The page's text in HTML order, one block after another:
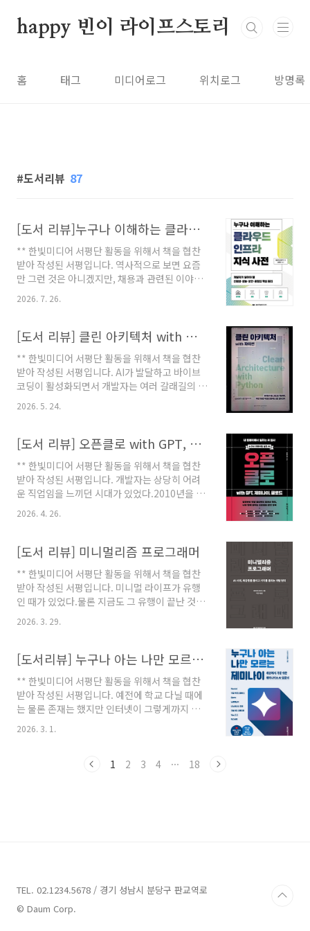
happy 빈이 라이프스토리
홈 태그 미디어로그 위치로그 방명록
도서리뷰 87
[도서 리뷰]누구나 이해하는 클라우드 인프라 지식 사전
** 한빛미디어 서평단 활동을 위해서 책을 협찬
받아 작성된 서평입니다. 역사적으로 보면 요즘
만 그런 것은 아니겠지만, 채용과 관련된 이야기
중 좀 더 강조되어 이야기 하는 부분이 있다.바로
신입은 뽑으려 하지 않고, 경력만 뽑으려 한다는
으로 보이긴 한다.대상 인재에 대해 제대로 알지
면 얼마나 많은 시행착오를 거쳐야 할지 막막하
기 때문이다.그래서 시간이라는 비용을 지불하고
다양한 경험을 누적한 인재를 선호하는 것은 자
연스러운 현상일 것이다.물론 대학이나 정규 학
요소들로 가득차있다. 그것이 옳고 그름을 떠나
그렇게 되어 있다..
2026. 7. 26.
[도서 리뷰] 클린 아키텍처 with 파이썬
** 한빛미디어 서평단 활동을 위해서 책을 협찬
받아 작성된 서평입니다. AI가 발달하고 바이브
코딩이 활성화되면서 개발자는 여러 갈래길의 생
각을 갖게 된다.특히 바이브코딩을 경험하고 난
뒤라면 개발자는 여지없이 이런 생각을 할 수 있
가능하잖아'그 생각이 확장된다면 수년간 중요하
게 여겨왔던 클린아키텍처도 무용론으로 빠질지
도 모른다.사실 실제 코드를 내가 볼 일이 없다면
그 코드의 프레임이 그렇게 중요한가 하는 생각
도 할 수 있기 때문이다.하지만, 나는 다른 생각이
들었다.아무리 바이브코딩을 열심히 했다고 하더
구사항 측면에서 원하지 않는 결과를 볼 수 있기
때문에 언..
2026. 5. 24.
[도서 리뷰] 오픈클로 with GPT, 제미나이, 클로드
** 한빛미디어 서평단 활동을 위해서 책을 협찬
받아 작성된 서평입니다. 개발자는 상당히 어려
운 직업임을 느끼던 시대가 있었다.2010년을 기
점으로 앞뒤로 10년 정도 되는 기간.대략 2015
년 즈음까지는 세상의 많은 산업들이 IT로 전환
하지만 상당수의 그들은 갑이 아닌 을의 위치에
서 일을 하기 마련이었고, 노동력에 비해 처우가
그리 좋은 편은 아니었다.그래서 이런 것에 흥미
를 갖던 이들은 SW개발자가 되고자 했지만, 3D
직종이라는 말을 들으면서 꿈을 키워갈 수 밖에
없었다. 그러다가 그 시기가 지난 이후부터 SW개
재편되기 시작하였다. 그러면서 다양한 곳에서
그들을..
2026. 4. 26.
[도서 리뷰] 미니멀리즘 프로그래머
** 한빛미디어 서평단 활동을 위해서 책을 협찬
받아 작성된 서평입니다. 미니멀 라이프가 유행
인 때가 있었다.물론 지금도 그 유행이 끝난 것은
전히 유효하다.그것을 추구한 것은 결국 불필요
도록 하게 하려 하는 것이었다.불필요한 수많은
물건으로 인해 나의 동선과 신경이 분산되고 낭
비되는 것이 많기 때문이다. 프로그래밍을 하는
것도 마찬가지이다.이것이 좋다고 생각해서 버리
지 못하고, 저것이 좋다고 해서 버리지 못하고 남
겨둔 것이 많다.그것이 남아서 레거시 코드가 되
키고 나의 필요와는 상관없이 그 자리에 남아있
2026. 3. 29.
[도서리뷰] 누구나 아는 나만 모르는 제미나이
** 한빛미디어 서평단 활동을 위해서 책을 협찬
받아 작성된 서평입니다. 예전에 학교 다닐 때에
는 물론 존재는 했지만 인터넷이 그렇게까지 발
을 찾아보는 것이 정확하고, 선배들의 도움을 받
는 자력으로 열심히 삽질하며 코드를 작성하며
변할 시기가 지난 이후..
2026. 3. 1.
1 2 3 4 ··· 18
TEL. 02.1234.5678 / 경기 성남시 분당구 판교역로
© Daum Corp.